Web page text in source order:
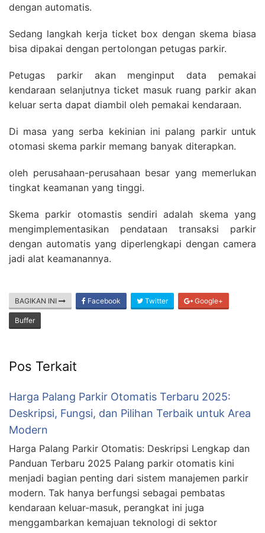
dengan automatis.
Sedang langkah kerja ticket box dengan skema biasa
bisa dipakai dengan pertolongan petugas parkir.
Petugas parkir akan menginput data pemakai
kendaraan selanjutnya ticket masuk ruang parkir akan
keluar serta dapat diambil oleh pemakai kendaraan.
Di masa yang serba kekinian ini palang parkir untuk
otomasi skema parkir memang banyak diterapkan.
oleh perusahaan-perusahaan besar yang memerlukan
tingkat keamanan yang tinggi.
Skema parkir otomastis sendiri adalah skema yang
mengimplementasikan pendataan transaksi parkir
dengan automatis yang diperlengkapi dengan camera
jadi alat keamanannya.
BAGIKAN INI Facebook Twitter Google+
Buffer
Pos Terkait
Harga Palang Parkir Otomatis Terbaru 2025:
Deskripsi, Fungsi, dan Pilihan Terbaik untuk Area
Modern
Harga Palang Parkir Otomatis: Deskripsi Lengkap dan
Panduan Terbaru 2025 Palang parkir otomatis kini
menjadi bagian penting dari sistem manajemen parkir
modern. Tak hanya berfungsi sebagai pembatas
kendaraan keluar-masuk, perangkat ini juga
menggambarkan kemajuan teknologi di sektor